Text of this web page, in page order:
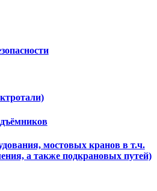
мостовых кранов в т.ч.
а также подкрановых путей)